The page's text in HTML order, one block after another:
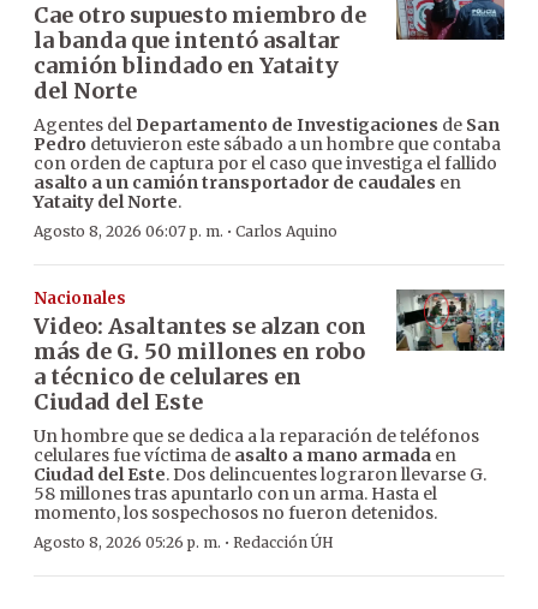
Cae otro supuesto miembro de
la banda que intentó asaltar
camión blindado en Yataity
del Norte
Agentes del Departamento de Investigaciones de San
Pedro detuvieron este sábado a un hombre que contaba
con orden de captura por el caso que investiga el fallido
asalto a un camión transportador de caudales en
Yataity del Norte.
Agosto 8, 2026 06:07 p. m. · Carlos Aquino
Nacionales
Video: Asaltantes se alzan con
más de G. 50 millones en robo
a técnico de celulares en
Ciudad del Este
Un hombre que se dedica a la reparación de teléfonos
celulares fue víctima de asalto a mano armada en
Ciudad del Este. Dos delincuentes lograron llevarse G.
58 millones tras apuntarlo con un arma. Hasta el
momento, los sospechosos no fueron detenidos.
Agosto 8, 2026 05:26 p. m. · Redacción ÚH